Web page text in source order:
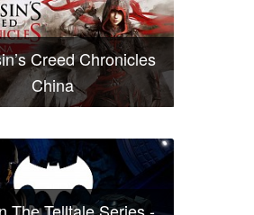
Creed Chronicles
China
The Telltale Series -